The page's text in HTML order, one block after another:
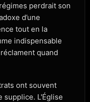
perdrait son
d’une
tout en la
indispensable
quand
ont souvent
supplice. L'Église